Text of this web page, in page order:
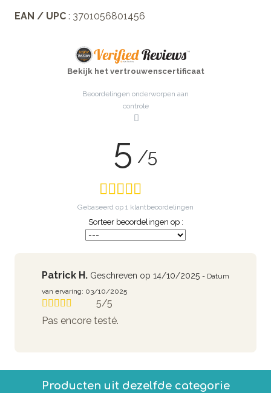
EAN / UPC : 3701056801456
Bekijk het vertrouwenscertificaat
Beoordelingen onderworpen aan
controle
5 /5
Gebaseerd op 1 klantbeoordelingen
Sorteer beoordelingen op :
Patrick H. Geschreven op 14/10/2025 - Datum
van ervaring: 03/10/2025
5/5
Pas encore testé.
Producten uit dezelfde categorie